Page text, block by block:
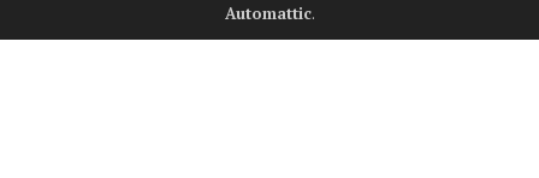
Automattic.